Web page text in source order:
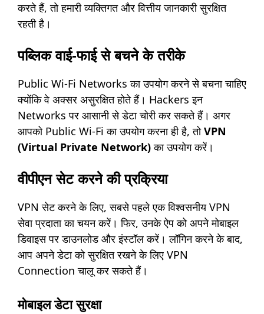
करते हैं, तो हमारी व्यक्तिगत और वित्तीय जानकारी सुरक्षित
रहती है।
पब्लिक वाई-फाई से बचने के तरीके
Public Wi-Fi Networks का उपयोग करने से बचना चाहिए
क्योंकि वे अक्सर असुरक्षित होते हैं। Hackers इन
Networks पर आसानी से डेटा चोरी कर सकते हैं। अगर
आपको Public Wi-Fi का उपयोग करना ही है, तोVPN
(Virtual Private Network)का उपयोग करें।
वीपीएन सेट करने की प्रक्रिया
VPN सेट करने के लिए, सबसे पहले एक विश्वसनीय VPN
सेवा प्रदाता का चयन करें। फिर, उनके ऐप को अपने मोबाइल
डिवाइस पर डाउनलोड और इंस्टॉल करें। लॉगिन करने के बाद,
आप अपने डेटा को सुरक्षित रखने के लिए VPN
Connection चालू कर सकते हैं।
मोबाइल डेटा सुरक्षा